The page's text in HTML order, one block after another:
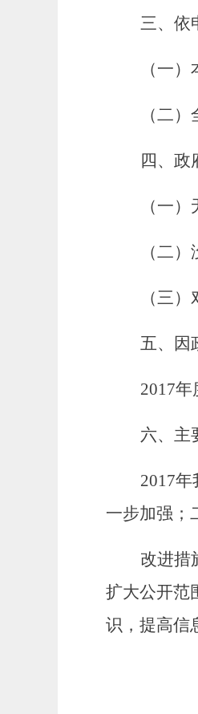
三、依
（一
（二
四、政
（一
（二
（三
五、因
2017年
六、主
2017年
一步加强；
改进措
扩大公开范
识，提高信